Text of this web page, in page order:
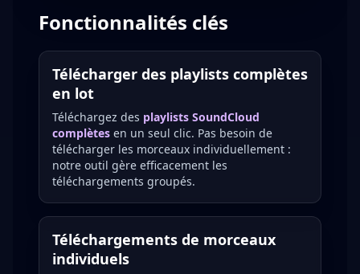
Fonctionnalités clés
Télécharger des playlists complètes
en lot
Téléchargez des playlists SoundCloud
complètes en un seul clic. Pas besoin de
télécharger les morceaux individuellement :
notre outil gère efficacement les
téléchargements groupés.
Téléchargements de morceaux
individuels